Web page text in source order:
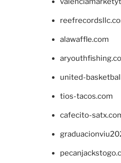
alawaffle.com
united-
tios-tacos.com
cafecito-